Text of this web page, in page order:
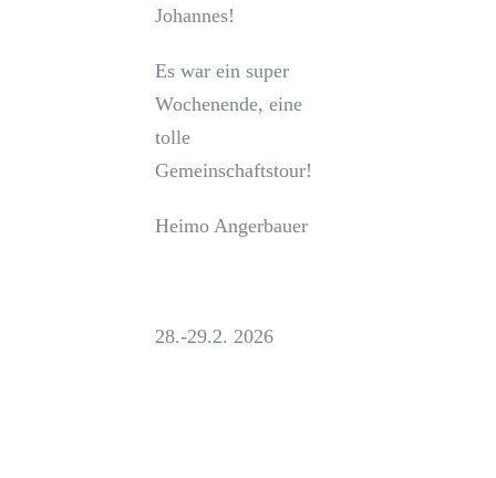
Johannes!
Es war ein super
Wochenende, eine
tolle
Gemeinschaftstour!
Heimo Angerbauer
28.-29.2. 2026